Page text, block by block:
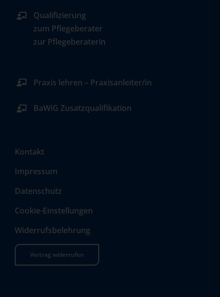
Qualifizierung
zum Pflegeberater
zur Pflegeberaterin
Praxis lehren – Praxisanleiter/in
BaWiG Zusatzqualifikation
Kontakt
Impressum
Datenschutz
Cookie-Einstellungen
Widerrufsbelehrung
Vertrag widerrufen